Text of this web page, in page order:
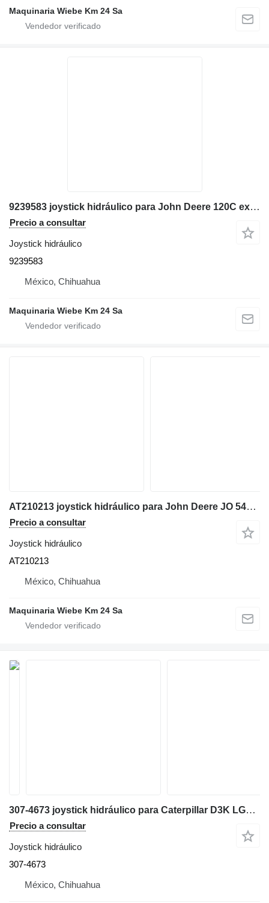
Maquinaria Wiebe Km 24 Sa
9239583 joystick hidráulico para John Deere 120C excavadora
Precio a consultar
Joystick hidráulico
9239583
México, Chihuahua
Maquinaria Wiebe Km 24 Sa
AT210213 joystick hidráulico para John Deere JO 544H cargadora de ruedas
Precio a consultar
Joystick hidráulico
AT210213
México, Chihuahua
Maquinaria Wiebe Km 24 Sa
307-4673 joystick hidráulico para Caterpillar D3K LGP,D6N XL,D6T LGP,D6T XW,D5R bulldozer
Precio a consultar
Joystick hidráulico
307-4673
México, Chihuahua